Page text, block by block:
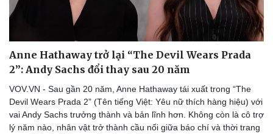
Phòng mạch online
Ăn sạch sống khỏe
Anne Hathaway trở lại “The Devil Wears Prada
2”: Andy Sachs đổi thay sau 20 năm
VOV.VN - Sau gần 20 năm, Anne Hathaway tái xuất trong “The
Devil Wears Prada 2” (Tên tiếng Việt: Yêu nữ thích hàng hiệu) với
vai Andy Sachs trưởng thành và bản lĩnh hơn. Không còn là cô trợ
lý năm nào, nhân vật trở thành cầu nối giữa báo chí và thời trang